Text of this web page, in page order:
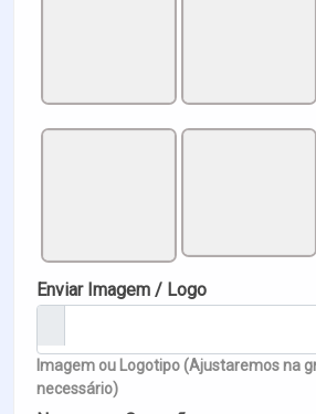
Enviar Imagem / Logo
Imagem ou Logotipo (Ajustaremos na
necessário)